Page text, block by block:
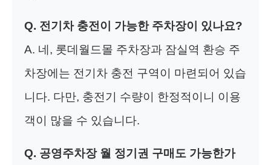
Q. 전기차 충전이 가능한 주차장이 있나요?
A. 네, 롯데월드몰 주차장과 잠실역 환승 주
차장에는 전기차 충전 구역이 마련되어 있습
니다. 다만, 충전기 수량이 한정적이니 이용
객이 많을 수 있습니다.
Q. 공영주차장 월 정기권 구매도 가능한가